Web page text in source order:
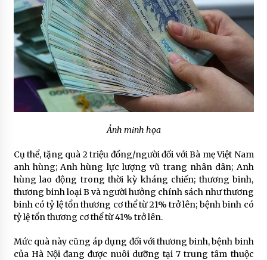
Ảnh minh họa
Cụ thể, tặng quà 2 triệu đồng/người đối với Bà mẹ Việt Nam
anh hùng; Anh hùng lực lượng vũ trang nhân dân; Anh
hùng lao động trong thời kỳ kháng chiến; thương binh,
thương binh loại B và người hưởng chính sách như thương
binh có tỷ lệ tổn thương cơ thể từ 21% trở lên; bệnh binh có
tỷ lệ tổn thương cơ thể từ 41% trở lên.
Mức quà này cũng áp dụng đối với thương binh, bệnh binh
của Hà Nội đang được nuôi dưỡng tại 7 trung tâm thuộc